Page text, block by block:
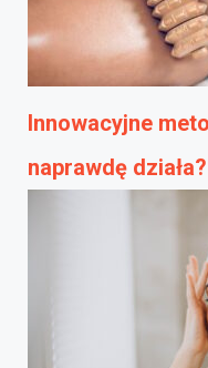
Innowacyjne
naprawdę działa?